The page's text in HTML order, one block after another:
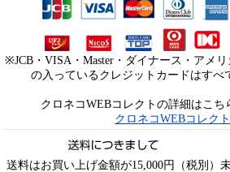
※JCB・VISA・Master・ダイナース・アメ
の入っているクレジットカードはすべ
クロネコWEBコレクトの詳細はこち
クロネコWEBコレク
送料はお買い上げ金額が15,000円（税別）